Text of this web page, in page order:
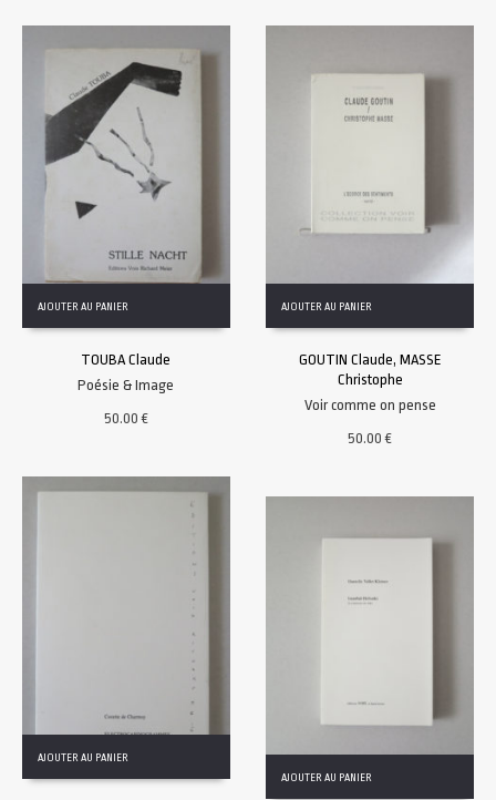
AJOUTER AU PANIER
TOUBA Claude
Poésie & Image
50.00€
AJOUTER AU PANIER
GOUTIN Claude, MASSE
Christophe
Voir comme on pense
50.00€
AJOUTER AU PANIER
AJOUTER AU PANIER